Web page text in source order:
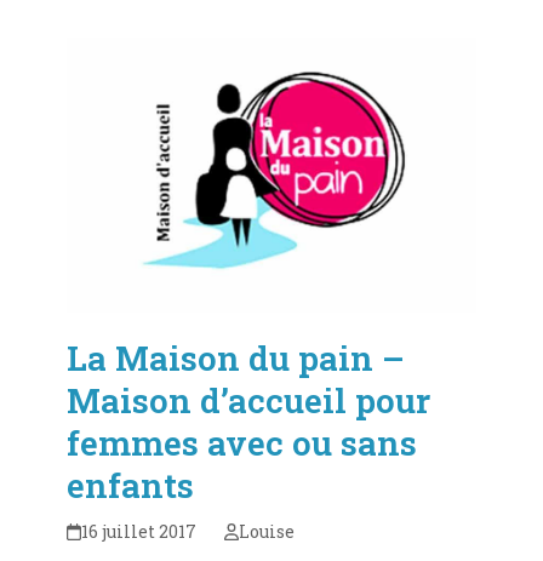
La Maison du pain –
Maison d’accueil pour
femmes avec ou sans
enfants
16 juillet 2017 Louise